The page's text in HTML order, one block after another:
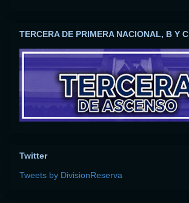
TERCERA DE PRIMERA NACIONAL, B Y C
Twitter
Tweets by DivisionReserva